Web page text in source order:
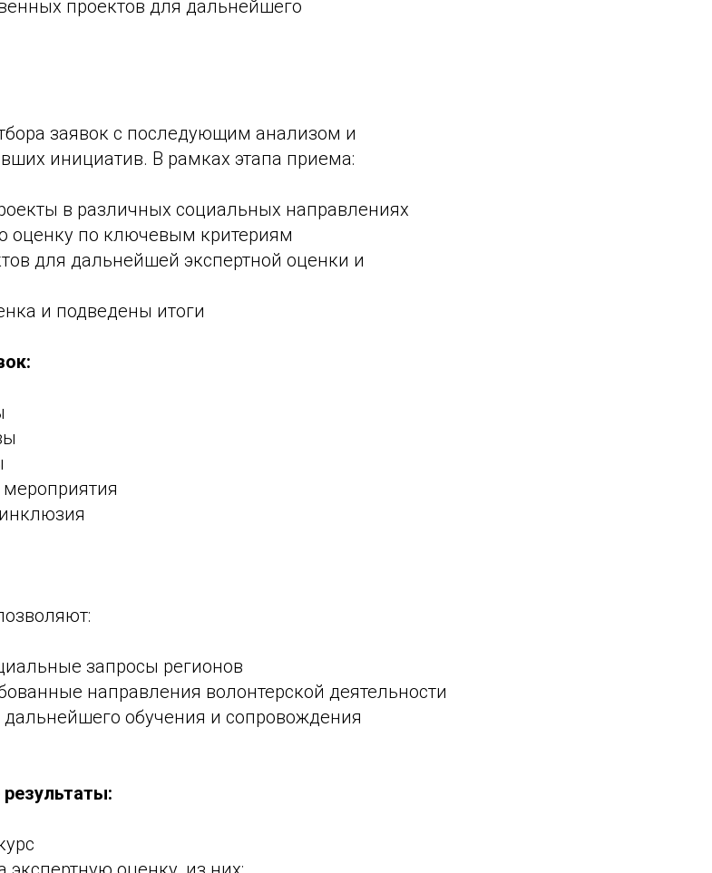
проектов для дальнейшего
заявок с последующим анализом и
инициатив. В рамках этапа приема:
в различных социальных направлениях
оценку по ключевым критериям
для дальнейшей экспертной оценки и
и подведены итоги
запросы регионов
направления волонтерской деятельности
обучения и сопровождения